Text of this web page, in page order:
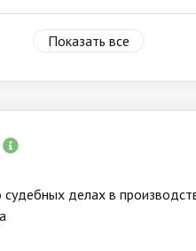
Показать все
делах в